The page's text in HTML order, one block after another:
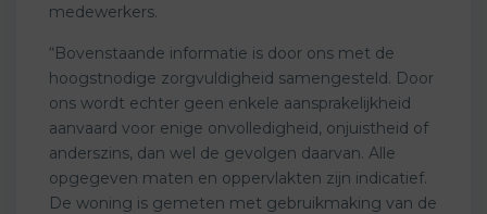
medewerkers.
“Bovenstaande informatie is door ons met de
hoogstnodige zorgvuldigheid samengesteld. Door
ons wordt echter geen enkele aansprakelijkheid
aanvaard voor enige onvolledigheid, onjuistheid of
anderszins, dan wel de gevolgen daarvan. Alle
opgegeven maten en oppervlakten zijn indicatief.
De woning is gemeten met gebruikmaking van de